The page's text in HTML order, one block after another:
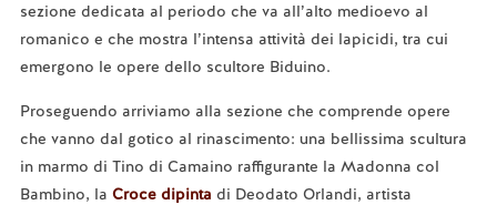
sezione dedicata al periodo che va all’alto medioevo al
romanico e che mostra l’intensa attività dei lapicidi, tra cui
emergono le opere dello scultore Biduino.
Proseguendo arriviamo alla sezione che comprende opere
che vanno dal gotico al rinascimento: una bellissima scultura
in marmo di Tino di Camaino raffigurante la Madonna col
Bambino, la Croce dipinta di Deodato Orlandi, artista